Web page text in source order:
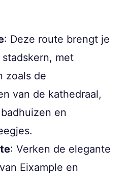
: Deze route brengt je
met
zoals de
van de kathedraal,
en
: Verken de elegante
Eixample en